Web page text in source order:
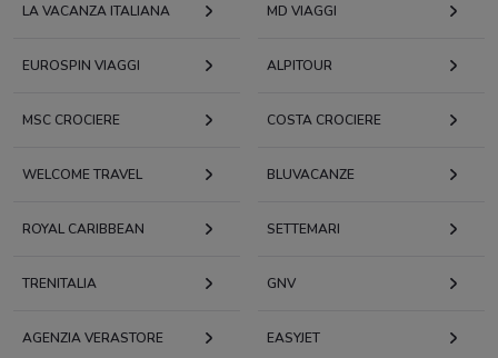
LA VACANZA ITALIANA MD VIAGGI
EUROSPIN VIAGGI ALPITOUR
MSC CROCIERE COSTA CROCIERE
WELCOME TRAVEL BLUVACANZE
ROYAL CARIBBEAN SETTEMARI
TRENITALIA GNV
AGENZIA VERASTORE EASYJET